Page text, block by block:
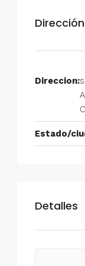
Direccion:
Estado/
Detalles